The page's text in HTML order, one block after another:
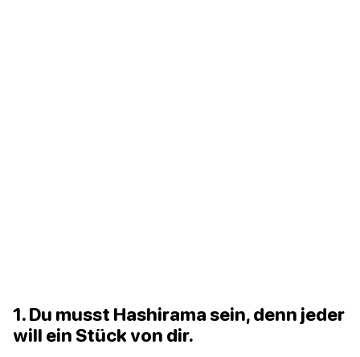
1. Du musst Hashirama sein, denn jeder
will ein Stück von dir.